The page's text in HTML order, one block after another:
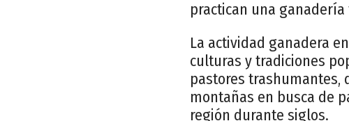
practican una
La actividad ganadera
culturas y tradiciones
pastores trashumantes,
montañas en busca de
región durante siglos.